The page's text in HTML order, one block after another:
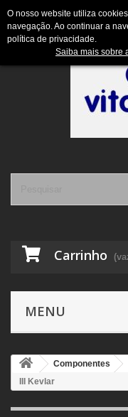
Carrinho
MENU
Componentes
III Kevlar
O nosso website utiliza
navegação. Ao continuar a
política de privacidade.
Saiba mais sobre